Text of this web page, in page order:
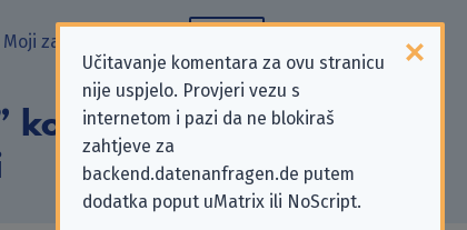
Učitavanje komentara za ovu stranicu
nije uspjelo. Provjeri vezu s
internetom i pazi da ne blokiraš
zahtjeve za
backend.datenanfragen.de putem
dodatka poput uMatrix ili NoScript.
Moji zahtjevi
koji se odnose